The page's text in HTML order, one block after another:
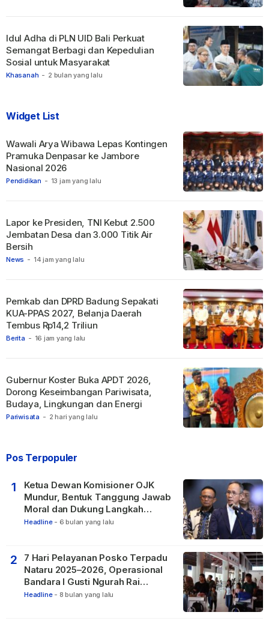
Khasanah - 2 bulan yang lalu
Idul Adha di PLN UID Bali Perkuat
Semangat Berbagi dan Kepedulian
Sosial untuk Masyarakat
Widget List
Pendidikan - 13 jam yang lalu
Wawali Arya Wibawa Lepas Kontingen
Pramuka Denpasar ke Jambore
Nasional 2026
News - 14 jam yang lalu
Lapor ke Presiden, TNI Kebut 2.500
Jembatan Desa dan 3.000 Titik Air
Bersih
Berita - 16 jam yang lalu
Pemkab dan DPRD Badung Sepakati
KUA-PPAS 2027, Belanja Daerah
Tembus Rp14,2 Triliun
Pariwisata - 2 hari yang lalu
Gubernur Koster Buka APDT 2026,
Dorong Keseimbangan Pariwisata,
Budaya, Lingkungan dan Energi
Pos Terpopuler
1
Ketua Dewan Komisioner OJK
Mundur, Bentuk Tanggung Jawab
Moral dan Dukung Langkah
Pemulihan
Headline - 6 bulan yang lalu
2
7 Hari Pelayanan Posko Terpadu
Nataru 2025–2026, Operasional
Bandara I Gusti Ngurah Rai
Berjalan Lancar
Headline - 8 bulan yang lalu